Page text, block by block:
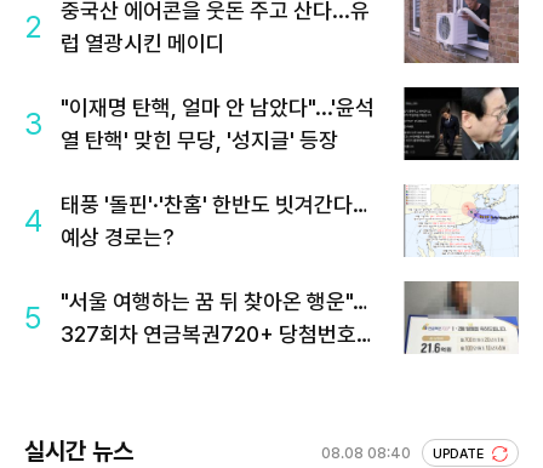
2
중국산 에어콘을 웃돈 주고 산다...유
럽 열광시킨 메이디
3
"이재명 탄핵, 얼마 안 남았다"...'윤석
열 탄핵' 맞힌 무당, '성지글' 등장
4
태풍 '돌핀'·'찬홈' 한반도 빗겨간다…
예상 경로는?
5
"서울 여행하는 꿈 뒤 찾아온 행운"…
327회차 연금복권720+ 당첨번호조
실시간 뉴스 08.08 08:40 UPDATE